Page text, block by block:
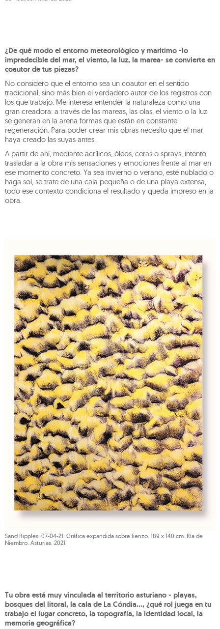
¿De qué modo el entorno meteorológico y marítimo -lo
impredecible del mar, el viento, la luz, la marea- se convierte en
coautor de tus piezas?
No considero que el entorno sea un coautor en el sentido
tradicional, sino más bien el verdadero autor de los registros con
los que trabajo. Me interesa entender la naturaleza como una
gran creadora: a través de las mareas, las olas, el viento o la luz
se generan en la arena formas que están en constante
regeneración. Para poder crear mis obras necesito que el mar
haya creado las suyas antes.
A partir de ahí, mediante acrílicos, óleos, ceras o sprays, intento
trasladar a la obra mis sensaciones y emociones frente al mar en
ese momento concreto. Ya sea invierno o verano, esté nublado o
haga sol, se trate de una cala pequeña o de una playa extensa,
todo ese contexto condiciona el resultado y queda impreso en la
obra.
Sand Ripples. 07-04-21. Gráfica expandida sobre lienzo. 189 x 140 cm. Ría de
Niembro. Asturias. 2021.
Tu obra está muy vinculada al territorio asturiano - playas,
bosques del litoral, la cala de La Cóndia…, ¿qué rol juega en tu
trabajo el lugar concreto, la topografía, la identidad local, la
memoria geográfica?